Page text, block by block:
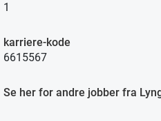
1
karriere-kode
6615567
Se her for andre jobber fra